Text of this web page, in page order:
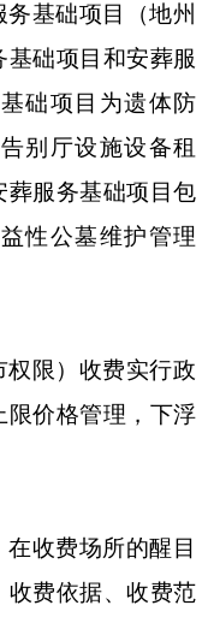
基础项目（地州
础项目和安葬服
础项目为遗体防
别厅设施设备租
葬服务基础项目包
性公墓维护管理
限）收费实行政
限价格管理，下浮
收费场所的醒目
收费依据、收费范